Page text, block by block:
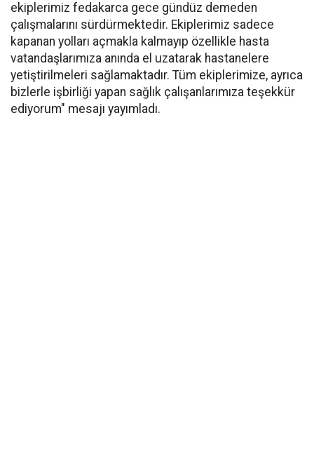
ekiplerimiz fedakarca gece gündüz demeden
çalışmalarını sürdürmektedir. Ekiplerimiz sadece
kapanan yolları açmakla kalmayıp özellikle hasta
vatandaşlarımıza anında el uzatarak hastanelere
yetiştirilmeleri sağlamaktadır. Tüm ekiplerimize, ayrıca
bizlerle işbirliği yapan sağlık çalışanlarımıza teşekkür
ediyorum" mesajı yayımladı.